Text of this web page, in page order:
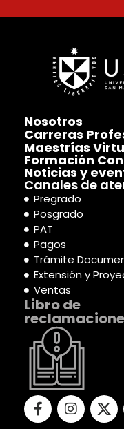
Nosotros
Carreras
Maestrías
Formación
Noticias y
Canales de
Pregrado
Posgrado
PAT
Pagos
Trámite
Extensión y
Ventas
Libro de